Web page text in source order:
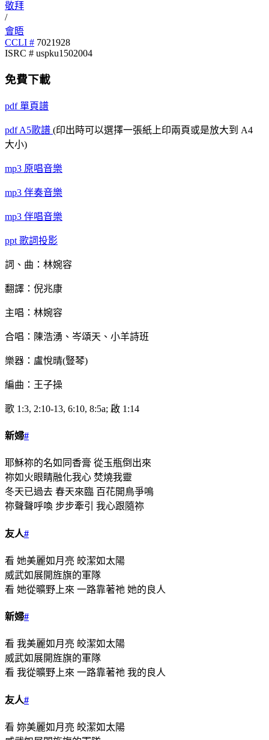
敬拜
/
會晤
CCLI # 7021928
ISRC # uspku1502004
免費下載
pdf 單頁譜
pdfA5歌譜 (印出時可以選擇一張紙上印兩頁或是放大到 A4
大小)
mp3 原唱音樂
mp3 伴奏音樂
mp3 伴唱音樂
ppt 歌詞投影
詞、曲：林婉容
翻譯：倪兆康
主唱：林婉容
合唱：陳浩湧、岑頌天、小羊詩班
樂器：盧悅晴(豎琴)
編曲：王子操
歌 1:3, 2:10-13, 6:10, 8:5a; 啟 1:14
新婦#
耶穌祢的名如同香膏 從玉瓶倒出來
祢如火眼睛融化我心 焚燒我靈
冬天已過去 春天來臨 百花開鳥爭鳴
祢聲聲呼喚 步步牽引 我心跟隨祢
友人#
看 她美麗如月亮 皎潔如太陽
威武如展開旌旗的軍隊
看 她從曠野上來 一路靠著祂 她的良人
新婦#
看 我美麗如月亮 皎潔如太陽
威武如展開旌旗的軍隊
看 我從曠野上來 一路靠著祂 我的良人
友人#
看 妳美麗如月亮 皎潔如太陽